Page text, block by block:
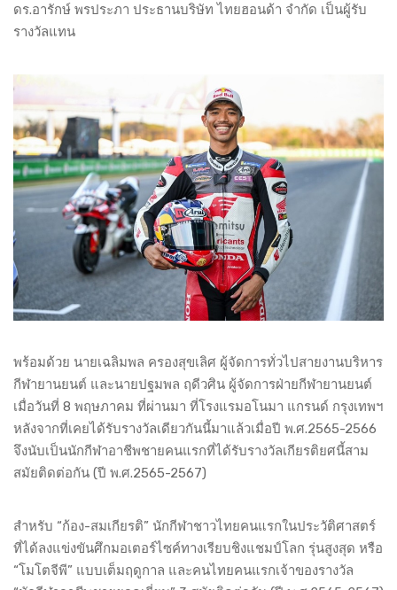
ดร.อารักษ์ พรประภา ประธานบริษัท ไทยฮอนด้า จำกัด เป็นผู้รับ
รางวัลแทน
พร้อมด้วย นายเฉลิมพล ครองสุขเลิศ ผู้จัดการทั่วไปสายงานบริหาร
กีฬายานยนต์ และนายปฐมพล ฤดีวศิน ผู้จัดการฝ่ายกีฬายานยนต์
เมื่อวันที่ 8 พฤษภาคม ที่ผ่านมา ที่โรงแรมอโนมา แกรนด์ กรุงเทพฯ
หลังจากที่เคยได้รับรางวัลเดียวกันนี้มาแล้วเมื่อปี พ.ศ.2565-2566
จึงนับเป็นนักกีฬาอาชีพชายคนแรกที่ได้รับรางวัลเกียรติยศนี้สาม
สมัยติดต่อกัน (ปี พ.ศ.2565-2567)
สำหรับ “ก้อง-สมเกียรติ” นักกีฬาชาวไทยคนแรกในประวัติศาสตร์
ที่ได้ลงแข่งขันศึกมอเตอร์ไซค์ทางเรียบชิงแชมป์โลก รุ่นสูงสุด หรือ
“โมโตจีพี” แบบเต็มฤดูกาล และคนไทยคนแรกเจ้าของรางวัล